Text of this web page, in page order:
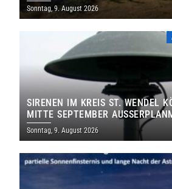
Sonntag, 9. August 2026
SIRENEN IM KREIS ST. WENDEL
MITTE SEPTEMBER
Sonntag, 9. August 2026